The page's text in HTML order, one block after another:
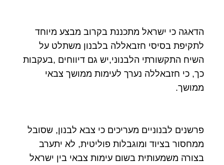
הדאגה כי ישראל מתכננת בקרוב מבצע מיוחד
לתקיפת בסיסי חזבאללה בלבנון משתלט על
השיח התקשורתי הלבנוני,יש גם דיווחים ,בעקבות
כך, כי חזבאללה נערך לעימות ממושך צבאי
ממושך.
פרשנים לבנוניים מעריכים כי צבא לבנון, שסובל
ממחסור בציוד ומוגבלות פוליטית, לא יתערב
בצורה משמעותית בשום עימות צבאי בין ישראל